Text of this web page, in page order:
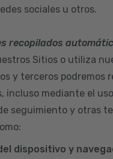
sociales u otros.
recopilados
Sitios o utiliza
y terceros podremos
incluso mediante el
seguimiento y otras
dispositivo y